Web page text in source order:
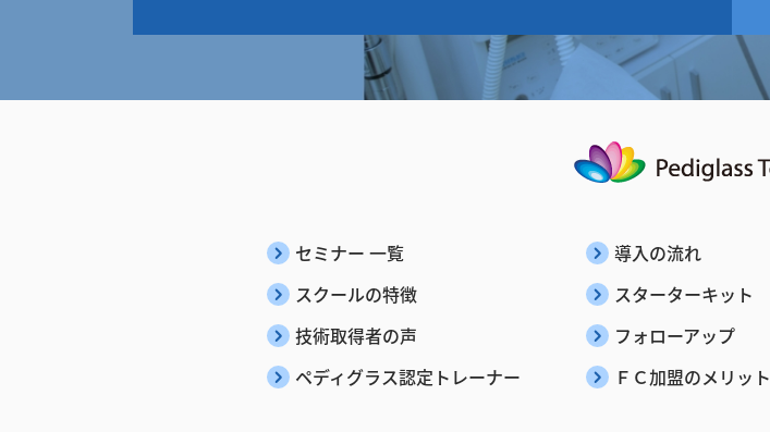
セミナー 一覧
スクールの特徴
技術取得者の声
ペディグラス認定トレーナー
導入の流れ
スターターキット
フォローアップ
ＦＣ加盟のメリット